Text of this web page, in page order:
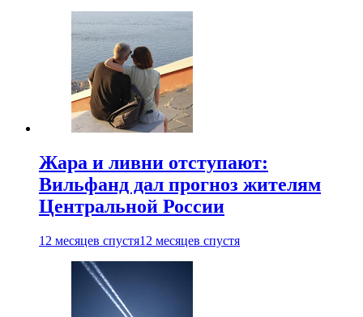
Жара и ливни отступают:
Вильфанд дал прогноз жителям
Центральной России
12 месяцев спустя12 месяцев спустя